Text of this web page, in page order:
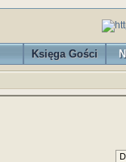
Księga Gości